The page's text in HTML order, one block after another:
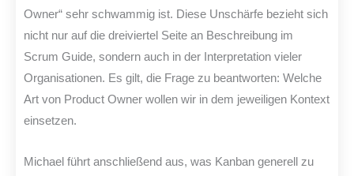
Owner“ sehr schwammig ist. Diese Unschärfe bezieht sich
nicht nur auf die dreiviertel Seite an Beschreibung im
Scrum Guide, sondern auch in der Interpretation vieler
Organisationen. Es gilt, die Frage zu beantworten: Welche
Art von Product Owner wollen wir in dem jeweiligen Kontext
einsetzen.
Michael führt anschließend aus, was Kanban generell zu